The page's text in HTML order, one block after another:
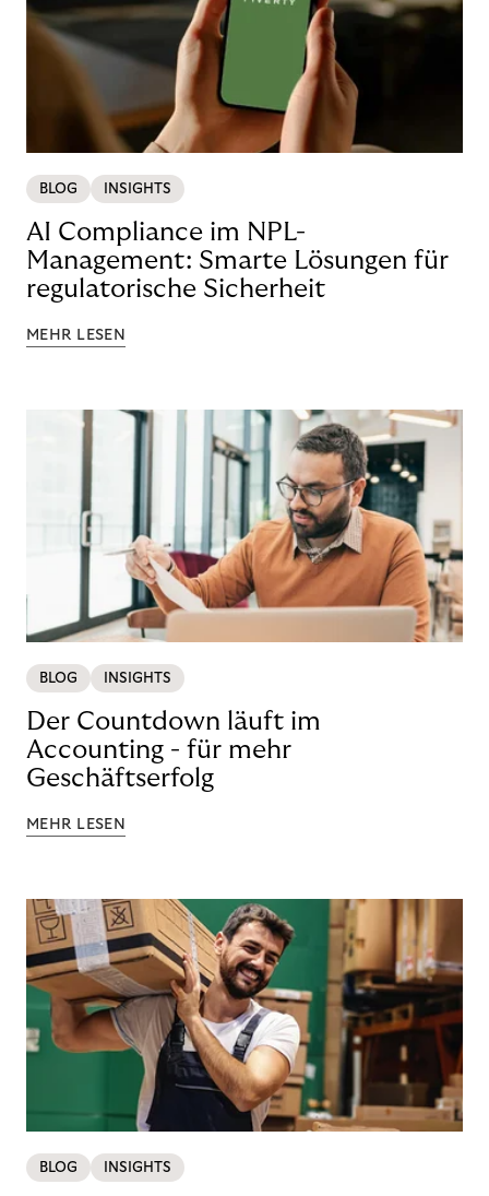
BLOG INSIGHTS
AI Compliance im NPL-
Management: Smarte Lösungen für
regulatorische Sicherheit
MEHR LESEN
BLOG INSIGHTS
Der Countdown läuft im
Accounting - für mehr
Geschäftserfolg
MEHR LESEN
BLOG INSIGHTS